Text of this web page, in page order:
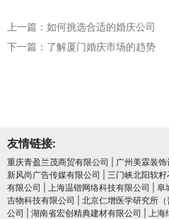
上一篇： 如何挑选合适的婚庆公司
下一篇： 了解厦门婚庆市场的趋势
友情链接:
重庆青盈兰茂商贸有限公司 广州美霖装
新风尚广告传媒有限公司
三门峡北阳软
有限公司
上海温锴网络科技有限公司 阜
吉物科技有限公司
北京仁增医学研究所（
公司
湖南省宏创精典建材有限公司 上